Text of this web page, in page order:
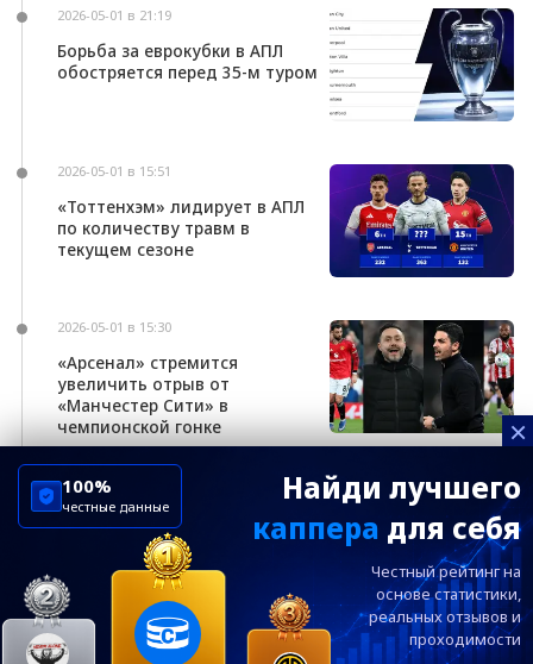
2026-05-01 в 21:19
Борьба за еврокубки в АПЛ
обостряется перед 35-м туром
2026-05-01 в 15:51
«Тоттенхэм» лидирует в АПЛ
по количеству травм в
текущем сезоне
2026-05-01 в 15:30
«Арсенал» стремится
увеличить отрыв от
«Манчестер Сити» в
чемпионской гонке
×
Найди лучшего
каппера для себя
Честный рейтинг на
основе статистики,
реальныхотзывов и
проходимости
100%
честные данные
ChelseaBluesRu
ФК Челси
Посетителям
Информация
Ежевечерний дайджест главных новостей от